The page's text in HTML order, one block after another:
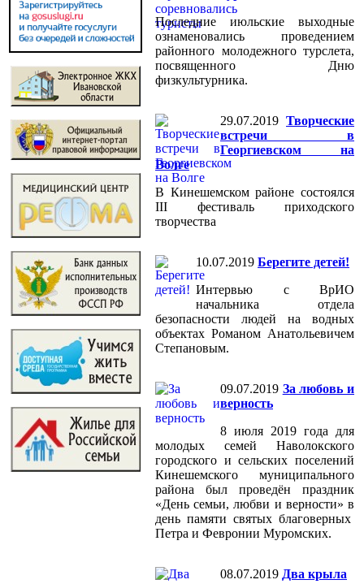
Последние июльские выходные
ознаменовались проведением
районного молодежного турслета,
посвященного Дню
физкультурника.
29.07.2019 Творческие
встречи в
Георгиевском на
Волге
В Кинешемском районе состоялся
III фестиваль приходского
творчества
10.07.2019 Берегите детей!
Интервью с ВрИО
начальника отдела
безопасности людей на водных
объектах Романом Анатольевичем
Степановым.
09.07.2019 За любовь и
верность
8 июля 2019 года для
молодых семей Наволокского
городского и сельских поселений
Кинешемского муниципального
района был проведён праздник
«День семьи, любви и верности» в
день памяти святых благоверных
Петра и Февронии Муромских.
08.07.2019 Два крыла